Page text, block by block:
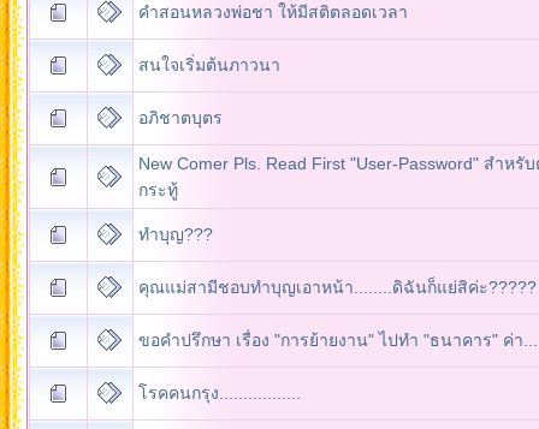
คำสอนหลวงพ่อชา ให้มีสติตลอดเวลา
สนใจเริ่มต้นภาวนา
อภิชาตบุตร
New Comer Pls. Read First "User-Password" สำหรับ
กระทู้
ทำบุญ???
คุณแม่สามีชอบทำบุญเอาหน้า........ดิฉันก็แย่สิค่ะ?????
ขอคำปรึกษา เรื่อง "การย้ายงาน" ไปทำ "ธนาคาร" ค่า...
โรคคนกรุง.................